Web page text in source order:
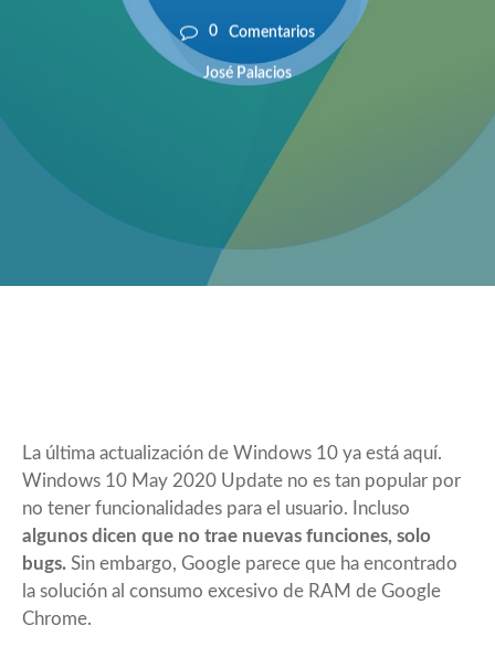
0 Comentarios
José Palacios
La última actualización de Windows 10 ya está aquí.
Windows 10 May 2020 Update no es tan popular por
no tener funcionalidades para el usuario. Incluso
algunos dicen que no trae nuevas funciones, solo
bugs. Sin embargo, Google parece que ha encontrado
la solución al consumo excesivo de RAM de Google
Chrome.